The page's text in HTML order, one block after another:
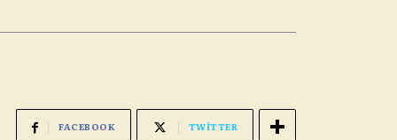
FACEBOOK TWITTER